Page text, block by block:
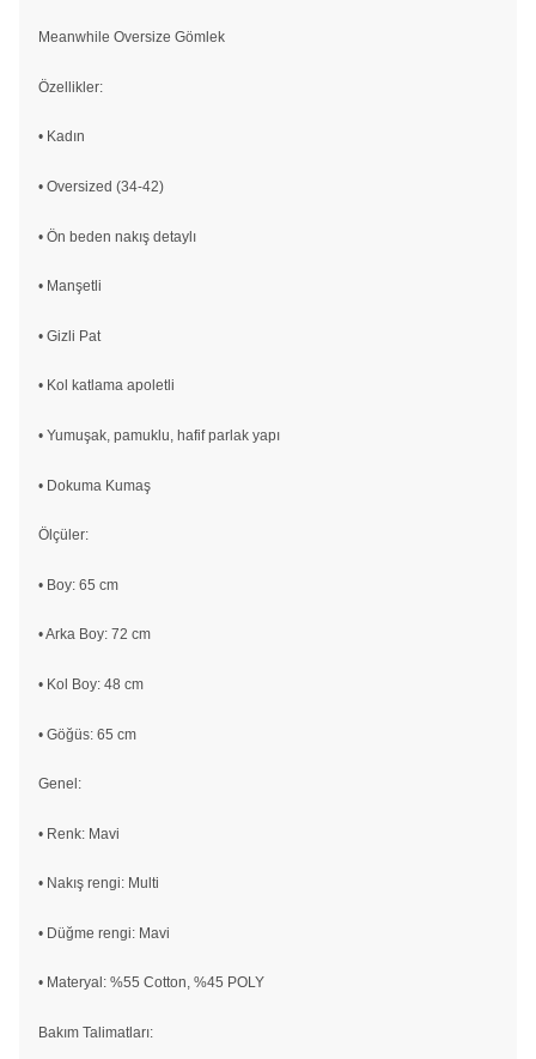
Meanwhile Oversize Gömlek
Özellikler:
• Kadın
• Oversized (34-42)
• Ön beden nakış detaylı
• Manşetli
• Gizli Pat
• Kol katlama apoletli
• Yumuşak, pamuklu, hafif parlak yapı
• Dokuma Kumaş
Ölçüler:
• Boy: 65 cm
• Arka Boy: 72 cm
• Kol Boy: 48 cm
• Göğüs: 65 cm
Genel:
• Renk: Mavi
• Nakış rengi: Multi
• Düğme rengi: Mavi
• Materyal: %55 Cotton, %45 POLY
Bakım Talimatları: